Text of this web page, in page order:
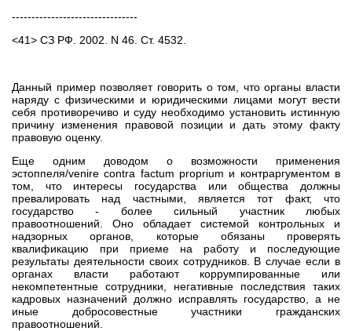
--------------------------------
<41> СЗ РФ. 2002. N 46. Ст. 4532.
Данный пример позволяет говорить о том, что органы власти
наряду с физическими и юридическими лицами могут вести
себя противоречиво и суду необходимо установить истинную
причину изменения правовой позиции и дать этому факту
правовую оценку.
Еще одним доводом о возможности применения
эстоппеля/venire contra factum proprium и контраргументом в
том, что интересы государства или общества должны
превалировать над частными, является тот факт, что
государство - более сильный участник любых
правоотношений. Оно обладает системой контрольных и
надзорных органов, которые обязаны проверять
квалификацию при приеме на работу и последующие
результаты деятельности своих сотрудников. В случае если в
органах власти работают коррумпированные или
некомпетентные сотрудники, негативные последствия таких
кадровых назначений должно исправлять государство, а не
иные добросовестные участники гражданских
правоотношений.